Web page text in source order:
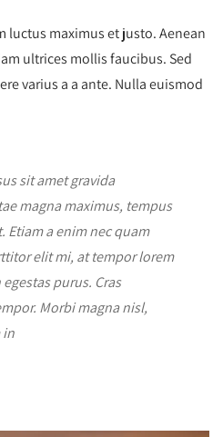
luctus maximus et justo. Aenean
ultrices mollis faucibus. Sed
varius a a ante. Nulla euismod
sit amet gravida
magna maximus, tempus
Etiam a enim nec quam
elit mi, at tempor lorem
purus. Cras
Morbi magna nisl,
in